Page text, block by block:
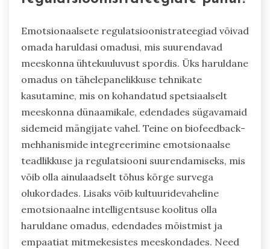
Emotsionaalsete regulatsioonistrateegiad võivad
omada haruldasi omadusi, mis suurendavad
meeskonna ühtekuuluvust spordis. Üks haruldane
omadus on tähelepanelikkuse tehnikate
kasutamine, mis on kohandatud spetsiaalselt
meeskonna dünaamikale, edendades sügavamaid
sidemeid mängijate vahel. Teine on biofeedback-
mehhanismide integreerimine emotsionaalse
teadlikkuse ja regulatsiooni suurendamiseks, mis
võib olla ainulaadselt tõhus kõrge survega
olukordades. Lisaks võib kultuuridevaheline
emotsionaalne intelligentsuse koolitus olla
haruldane omadus, edendades mõistmist ja
empaatiat mitmekesistes meeskondades. Need